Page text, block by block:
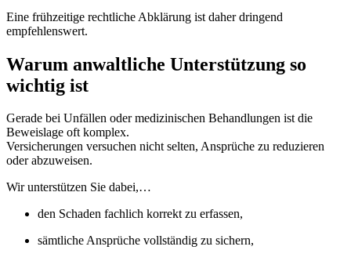
Eine frühzeitige rechtliche Abklärung ist daher dringend
empfehlenswert.
Warum anwaltliche Unterstützung so
wichtig ist
Gerade bei Unfällen oder medizinischen Behandlungen ist die
Beweislage oft komplex.
Versicherungen versuchen nicht selten, Ansprüche zu reduzieren
oder abzuweisen.
Wir unterstützen Sie dabei,…
den Schaden fachlich korrekt zu erfassen,
sämtliche Ansprüche vollständig zu sichern,